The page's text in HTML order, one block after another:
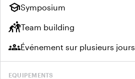
schoolSymposium
sports_kabaddiTeam building
groupsÉvénement sur plusieurs jours
EQUIPEMENTS